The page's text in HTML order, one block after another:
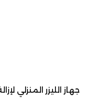
جهاز الليزر المنزلي لإزالة